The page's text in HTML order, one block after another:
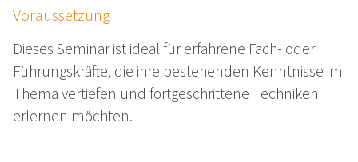
Voraussetzung
Dieses Seminar ist ideal für erfahrene Fach- oder
Führungskräfte, die ihre bestehenden Kenntnisse im
Thema vertiefen und fortgeschrittene Techniken
erlernen möchten.